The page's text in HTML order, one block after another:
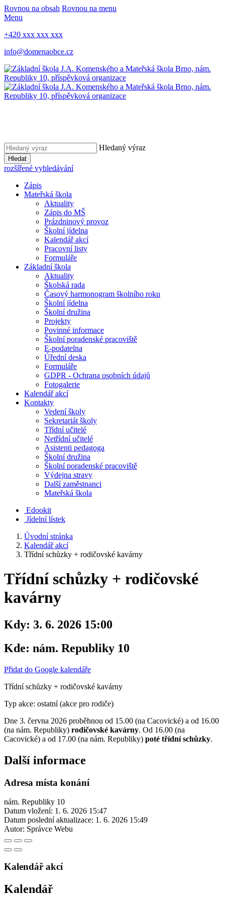
Rovnou na obsah Rovnou na menu
Menu
+420 xxx xxx xxx
info@domenaobce.cz
Hledaný výraz
Hledat
rozšířené vyhledávání
Zápis
Mateřská škola
Aktuality
Zápis do MŠ
Prázdninový provoz
Školní jídelna
Kalendář akcí
Pracovní listy
Formuláře
Základní škola
Aktuality
Školská rada
Časový harmonogram školního roku
Školní jídelna
Školní družina
Projekty
Povinné informace
Školní poradenské pracoviště
E-podatelna
Úřední deska
Formuláře
GDPR - Ochrana osobních údajů
Fotogalerie
Kalendář akcí
Kontakty
Vedení školy
Sekretariát školy
Třídní učitelé
Netřídní učitelé
Asistenti pedagoga
Školní družina
Školní poradenské pracoviště
Výdejna stravy
Další zaměstnanci
Mateřská škola
Edookit
Jídelní lístek
Úvodní stránka
Kalendář akcí
Třídní schůzky + rodičovské kavárny
Třídní schůzky + rodičovské
kavárny
Kdy: 3. 6. 2026 15:00
Kde: nám. Republiky 10
Přidat do Google kalendáře
Třídní schůzky + rodičovské kavárny
Typ akce: ostatní (akce pro rodiče)
Dne 3. června 2026 proběhnou od 15.00 (na Cacovické) a od 16.00
(na nám. Republiky) rodičovské kavárny. Od 16.00 (na
Cacovické) a od 17.00 (na nám. Republiky) poté třídní schůzky.
Další informace
Adresa místa konání
nám. Republiky 10
Datum vložení: 1. 6. 2026 15:47
Datum poslední aktualizace: 1. 6. 2026 15:49
Autor: Správce Webu
Kalendář akcí
Kalendář